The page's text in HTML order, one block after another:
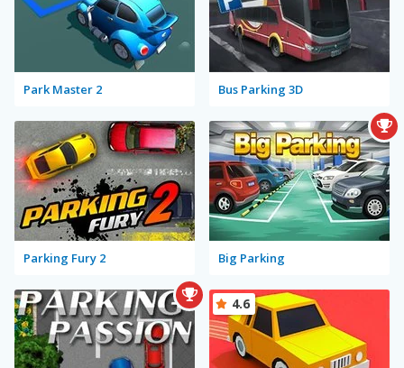
Park Master 2 Bus Parking 3D
Parking Fury 2 Big Parking
4.6